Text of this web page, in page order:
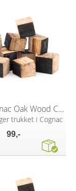
100g Cognac Oak Wood Cubes
trukket i Cognac
99,-